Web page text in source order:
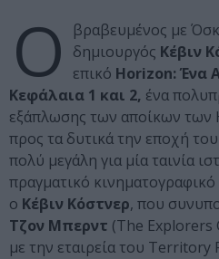
Ο
βραβευμένος με
δημιουργός Κέβιν
επικό Horizon: Ένα
Κεφάλαια 1 και 2, ένα
εξάπλωσης των αποίκων
προς τα δυτικά την εποχή
πολύ μεγάλη για μία ταινία
πραγματικό
ο Κέβιν Κόστνερ, που
Τζον Μπερντ (The Explorers
με την εταιρεία του Territory